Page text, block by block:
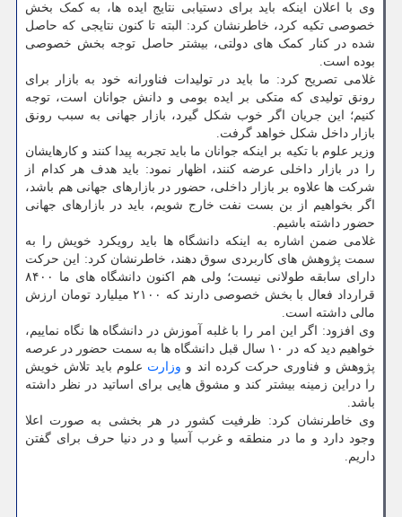
وی با اعلان اینکه باید برای دستیابی نتایج ایده ها، به کمک بخش
خصوصی تکیه کرد، خاطرنشان کرد: البته تا کنون نتایجی که حاصل
شده در کنار کمک های دولتی، بیشتر حاصل توجه بخش خصوصی
بوده است.
غلامی تصریح کرد: ما باید در تولیدات فناورانه خود به بازار برای
رونق تولیدی که متکی بر ایده بومی و دانش جوانان است، توجه
کنیم؛ این جریان اگر خوب شکل گیرد، بازار جهانی به سبب رونق
بازار داخل شکل خواهد گرفت.
وزیر علوم با تکیه بر اینکه جوانان ما باید تجربه پیدا کنند و کارهایشان
را در بازار داخلی عرضه کنند، اظهار نمود: باید هدف هر کدام از
شرکت ها علاوه بر بازار داخلی، حضور در بازارهای جهانی هم باشد،
اگر بخواهیم از بن بست نفت خارج شویم، باید در بازارهای جهانی
حضور داشته باشیم.
غلامی ضمن اشاره به اینکه دانشگاه ها باید رویکرد خویش را به
سمت پژوهش های کاربردی سوق دهند، خاطرنشان کرد: این حرکت
دارای سابقه طولانی نیست؛ ولی هم اکنون دانشگاه های ما ۸۴۰۰
قرارداد فعال با بخش خصوصی دارند که ۲۱۰۰ میلیارد تومان ارزش
مالی داشته است.
وی افزود: اگر این امر را با غلبه آموزش در دانشگاه ها نگاه نماییم،
خواهیم دید که در ۱۰ سال قبل دانشگاه ها به سمت حضور در عرصه
پژوهش و فناوری حرکت کرده اند و وزارت علوم باید تلاش خویش
را دراین زمینه بیشتر کند و مشوق هایی برای اساتید در نظر داشته
باشد.
وی خاطرنشان کرد: ظرفیت کشور در هر بخشی به صورت اعلا
وجود دارد و ما در منطقه و غرب آسیا و در دنیا حرف برای گفتن
داریم.